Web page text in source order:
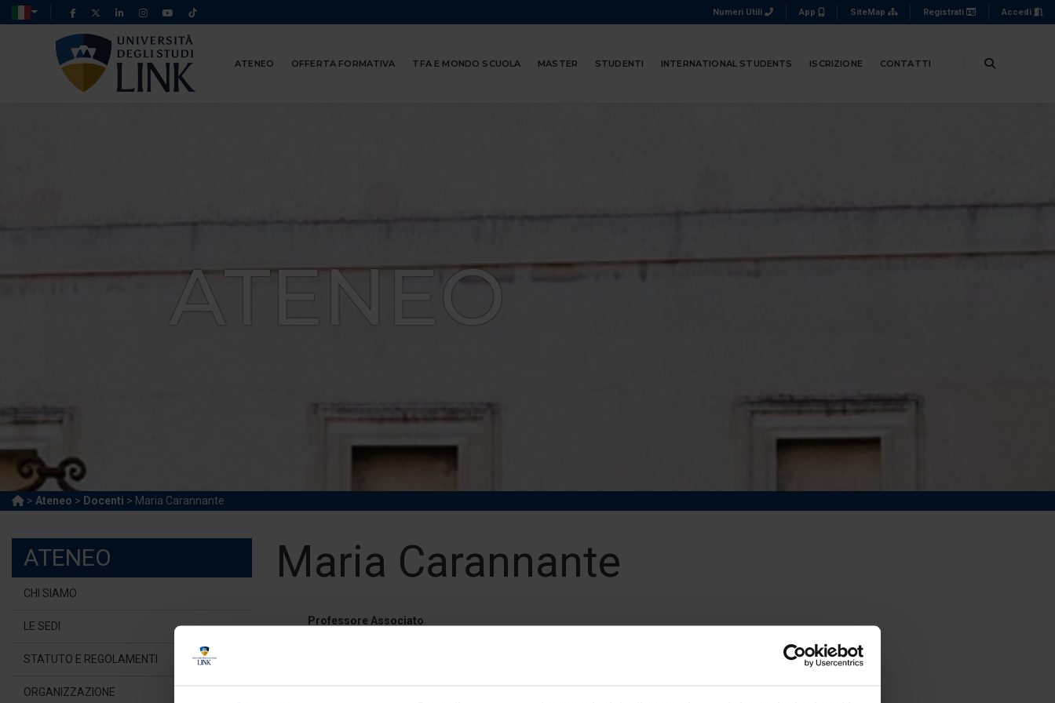
Numeri Utili App SiteMap Registrati Accedi
ATENEO OFFERTA FORMATIVA TFA E MONDO SCUOLA MASTER STUDENTI INTERNATIONAL STUDENTS ISCRIZIONE CONTATTI
ATENEO
> Ateneo > Docenti > Maria Carannante
ATENEO
CHI SIAMO
LE SEDI
STATUTO E REGOLAMENTI
ORGANIZZAZIONE
Maria Carannante
Professore Associato